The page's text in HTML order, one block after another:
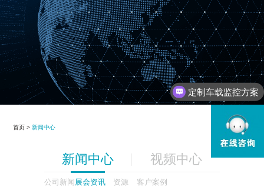
首页 > 新闻中心
新闻中心
公司新闻 展会资讯 资源 客户案例
视频中心
定制车载监控方案